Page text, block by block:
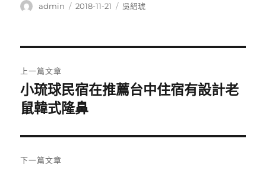
作
admin
發
2018-11-21
分
吳紹琥
章
導
覽
上一篇文章
上
一
文
章:
小琉球民宿在推薦台中住宿有設計老
鼠韓式隆鼻
下一篇文章